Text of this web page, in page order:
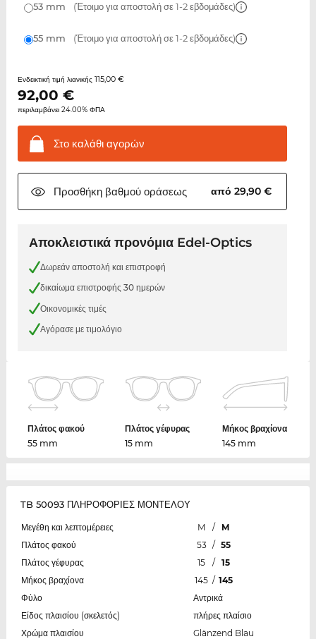
53 mm (Έτοιμο για αποστολή σε 1-2 εβδομάδες)
55 mm (Έτοιμο για αποστολή σε 1-2 εβδομάδες)
Ενδεικτική τιμή λιανικής 115,00 €
92,00 €
περιλαμβάνει 24.00% ΦΠΑ
Στο καλάθιαγορών
Προσθήκη βαθμούοράσεως από 29,90 €
Αποκλειστικά προνόμια Edel-Optics
Δωρεάν αποστολή και επιστροφή
δικαίωμα επιστροφής 30 ημερών
Οικονομικές τιμές
Αγόρασε με τιμολόγιο
Πλάτος φακού
55 mm
Πλάτος γέφυρας
15 mm
Μήκος βραχίονα
145 mm
TB 50093 ΠΛΗΡΟΦΟΡΙΕΣ ΜΟΝΤΕΛΟΥ
Μεγέθη και λεπτομέρειες M /
M
Πλάτος φακού
53 / 55
Πλάτος γέφυρας
15 /
15
Μήκος βραχίονα
145 / 145
Φύλο
Αντρικά
Είδος πλαισίου (σκελετός)
πλήρες πλαίσιο
Χρώμα πλαισίου
Glänzend Blau